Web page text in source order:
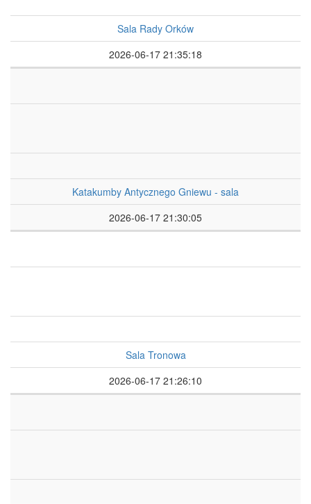
Sala Rady Orków
2026-06-17 21:35:18
Katakumby Antycznego Gniewu - sala
2026-06-17 21:30:05
Sala Tronowa
2026-06-17 21:26:10